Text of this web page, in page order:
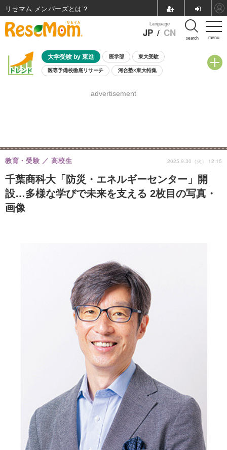
menu
Language
JP / CN search
大学受験 by 東進 医学部 東大受験
医専予備校徹底リサーチ 河合塾×東大特集
8月開催学校説明会・相談会
advertisement
千葉商科大「防災・エネルギーセンター」開
設…多様な学びで未来を支える 2枚目の写真・
画像
教育・受験 高校生 2025.9.30（火） 12:15
リセマム メンバーズ